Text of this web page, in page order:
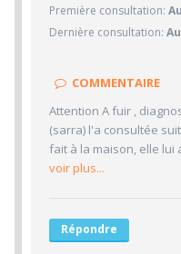
1/10 Confiance
1/10 Sympathie
Ponctualité/
1/10 Agréabilité des
Première consultation:
Dernière consultation:
COMMENTAIRE
Attention A fuir ,
(sarra) l'a consultée
fait à la maison, elle lui
voir plus...
Répondre